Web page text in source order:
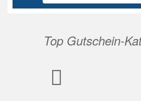
Top Gutschein-